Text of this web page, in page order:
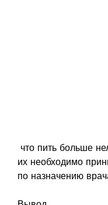
их необходимо
по назначению